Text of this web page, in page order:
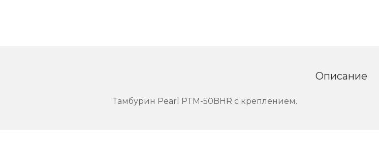
Описание
Тамбурин Pearl PTM-50BHR с креплением.